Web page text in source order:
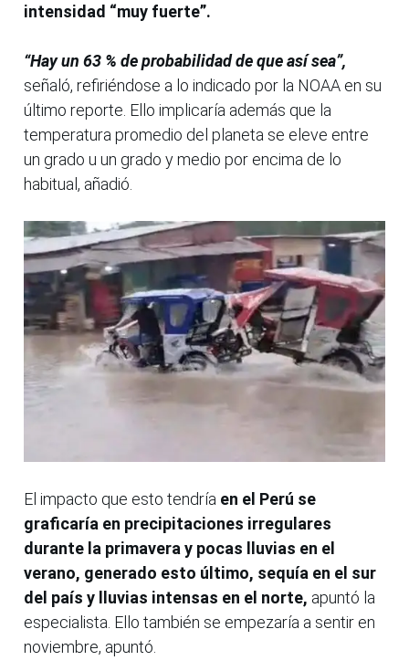
intensidad “muy fuerte”.
“Hay un 63 % de probabilidad de que así sea”,
señaló, refiriéndose a lo indicado por la NOAA en su
último reporte. Ello implicaría además que la
temperatura promedio del planeta se eleve entre
un grado u un grado y medio por encima de lo
habitual, añadió.
El impacto que esto tendría en el Perú se
graficaría en precipitaciones irregulares
durante la primavera y pocas lluvias en el
verano, generado esto último, sequía en el sur
del país y lluvias intensas en el norte, apuntó la
especialista. Ello también se empezaría a sentir en
noviembre, apuntó.